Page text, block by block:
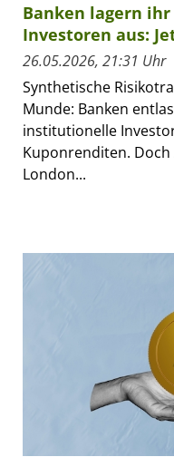
Banken lagern
Investoren aus:
26.05.2026, 21:31 Uhr
Synthetische
Munde: Banken
institutionelle
Kuponrenditen. Doch
London...